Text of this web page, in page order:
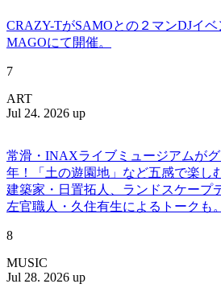
CRAZY-TがSAMOとの２マンDJイ
MAGOにて開催。
7
ART
Jul 24. 2026 up
常滑・INAXライブミュージアムが
年！「土の遊園地」など五感で楽し
建築家・日置拓人、ランドスケープ
左官職人・久住有生によるトークも。
8
MUSIC
Jul 28. 2026 up